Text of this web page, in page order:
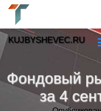
Фондовый
за 4
KUJBYSHEVEC.RU
»
Тренды новостей »